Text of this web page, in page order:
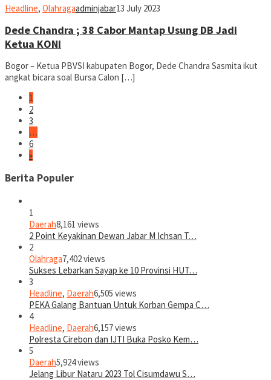
Headline, Olahragaadminjabar13 July 2023
Dede Chandra ; 38 Cabor Mantap Usung DB Jadi
Ketua KONI
Bogor – Ketua PBVSI kabupaten Bogor, Dede Chandra Sasmita ikut
angkat bicara soal Bursa Calon […]
1
2
3
…
6
»
Berita Populer
1
Daerah8,161 views
2 Point Keyakinan Dewan Jabar M Ichsan T…
2
Olahraga7,402 views
Sukses Lebarkan Sayap ke 10 Provinsi HUT…
3
Headline, Daerah6,505 views
PEKA Galang Bantuan Untuk Korban Gempa C…
4
Headline, Daerah6,157 views
Polresta Cirebon dan IJTI Buka Posko Kem…
5
Daerah5,924 views
Jelang Libur Nataru 2023 Tol Cisumdawu S…